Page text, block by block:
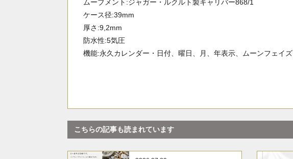
ムーブメント:ジャガー・ルクルト製キャリバー868/1
ケース径:39mm
厚さ:9,2mm
防水性:5気圧
機能:永久カレンダー・日付、曜日、月、年表示、ムーンフェイズ
こちらの記事も読まれています